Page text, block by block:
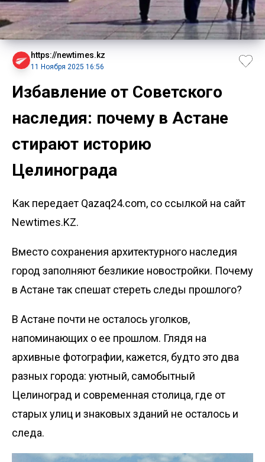
https://newtimes.kz
11 Ноября 2025 16:56
Избавление от Советского
наследия: почему в Астане
стирают историю
Целинограда
Как передает Qazaq24.com, со ссылкой на сайт
Newtimes.KZ.
Вместо сохранения архитектурного наследия
город заполняют безликие новостройки. Почему
в Астане так спешат стереть следы прошлого?
В Астане почти не осталось уголков,
напоминающих о ее прошлом. Глядя на
архивные фотографии, кажется, будто это два
разных города: уютный, самобытный
Целиноград и современная столица, где от
старых улиц и знаковых зданий не осталось и
следа.